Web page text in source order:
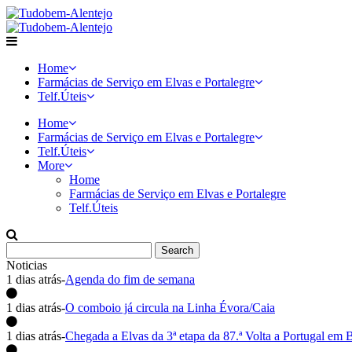
Home
Farmácias de Serviço em Elvas e Portalegre
Telf.Úteis
Home
Farmácias de Serviço em Elvas e Portalegre
Telf.Úteis
More
Home
Farmácias de Serviço em Elvas e Portalegre
Telf.Úteis
Noticias
1 dias atrás-Agenda do fim de semana
1 dias atrás-O comboio já circula na Linha Évora/Caia
1 dias atrás-Chegada a Elvas da 3ª etapa da 87.ª Volta a Portugal em